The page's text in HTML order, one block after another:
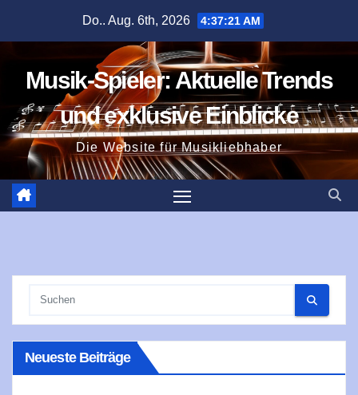
Do.. Aug. 6th, 2026 4:37:22 AM
Musik-Spieler: Aktuelle Trends
und exklusive Einblicke
Die Website für Musikliebhaber
Neueste Beiträge